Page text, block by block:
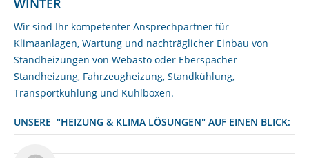
WINTER
Wir sind Ihr kompetenter Ansprechpartner für
Klimaanlagen, Wartung und nachträglicher Einbau von
Standheizungen von Webasto oder Eberspächer
Standheizung, Fahrzeugheizung, Standkühlung,
Transportkühlung und Kühlboxen.
UNSERE "HEIZUNG & KLIMA LÖSUNGEN" AUF EINEN BLICK: